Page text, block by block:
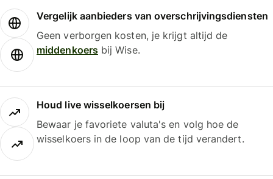
Vergelijk aanbieders van overschrijvingsdiensten
Geen verborgen kosten, je krijgt altijd de
middenkoersbij Wise.
Houd live wisselkoersen bij
Bewaar je favoriete valuta's en volg hoe de
wisselkoers in de loop van de tijd verandert.